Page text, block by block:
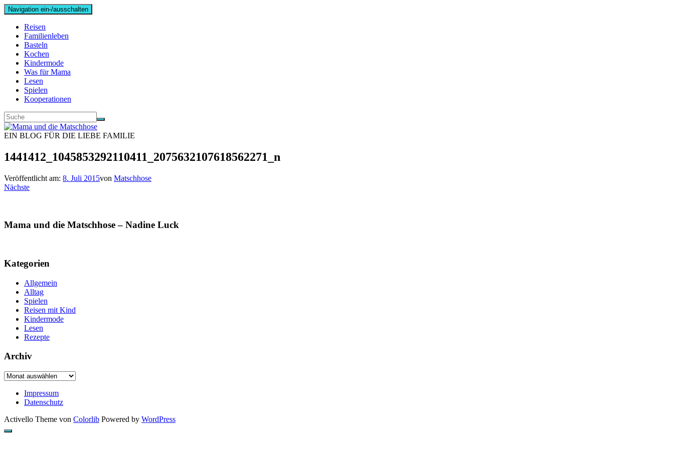
Navigation ein-/ausschalten
Reisen
Familienleben
Basteln
Kochen
Kindermode
Was für Mama
Lesen
Spielen
Kooperationen
EIN BLOG FÜR DIE LIEBE FAMILIE
1441412_1045853292110411_2075632107618562271_n
Veröffentlicht am: 8. Juli 2015von Matschhose
Nächste
Mama und die Matschhose – Nadine Luck
Kategorien
Allgemein
Alltag
Spielen
Reisen mit Kind
Kindermode
Lesen
Rezepte
Archiv
Archiv
Impressum
Datenschutz
Activello Theme von Colorlib Powered by WordPress